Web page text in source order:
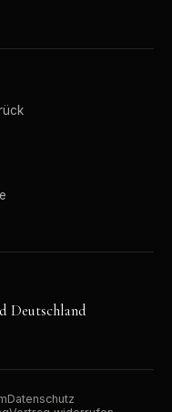
Deutschland
Datenschutz